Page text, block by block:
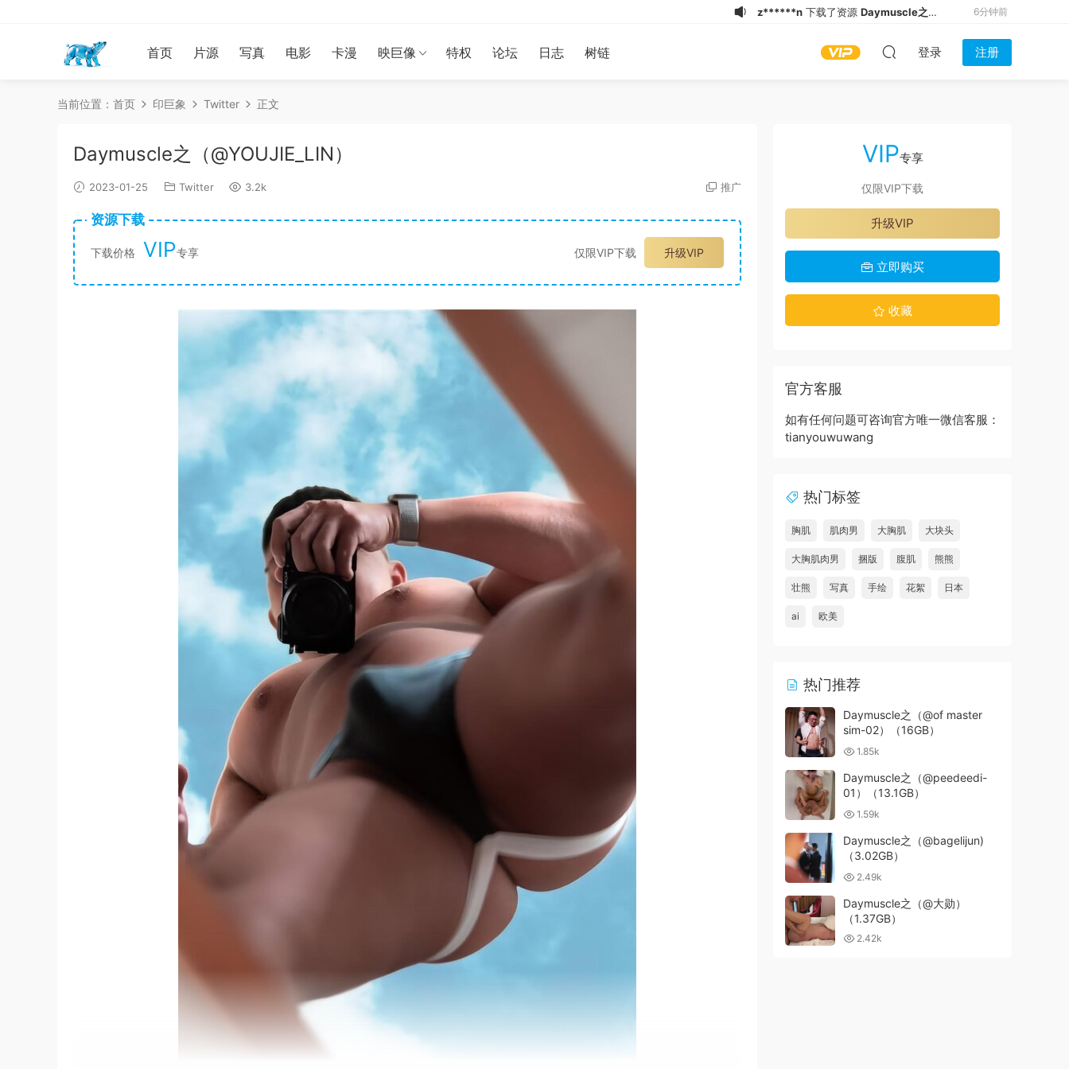
首页 片源 写真 电影 卡漫 映巨像 特权 论坛 日志 树链 登录 注册
z******n 下载了资源 Daymuscle之
6分钟前
登录了本站 12分钟前
(@UNIQUE 05 PART 03）
当前位置： 首页 印巨象 Twitter 正文
Daymuscle之（@YOUJIE_LIN）
2023-01-25 Twitter 3.2k 推广
资源下载
下载价格 VIP专享 仅限VIP下载 升级VIP
VIP专享
仅限VIP下载
升级VIP
立即购买
收藏
官方客服
如有任何问题可咨询官方唯一微信客服：
tianyouwuwang
热门标签
胸肌 肌肉男 大胸肌 大块头
大胸肌肉男 捆版 腹肌 熊熊
壮熊 写真 手绘 花絮 日本
ai 欧美
热门推荐
Daymuscle之（@of master
sim-02）（16GB）
1.85k
Daymuscle之（@peedeedi-
01）（13.1GB）
1.59k
Daymuscle之（@bagelijun)
（3.02GB）
2.49k
Daymuscle之（@大勋）
（1.37GB）
2.42k